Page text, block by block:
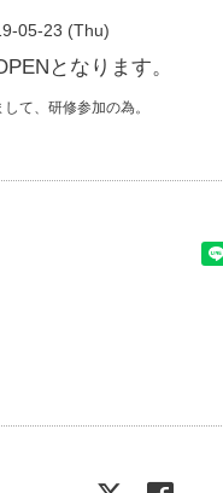
05-23 (Thu)
となります。
て、研修参加の為。